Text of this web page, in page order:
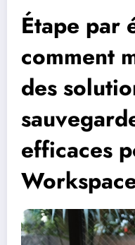
Étape par
comment
des
efficaces